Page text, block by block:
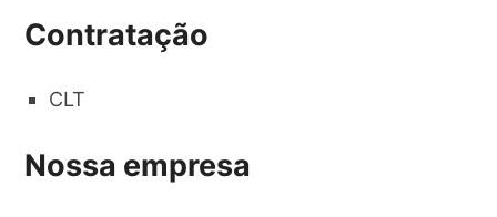
Contratação
CLT
Nossa empresa